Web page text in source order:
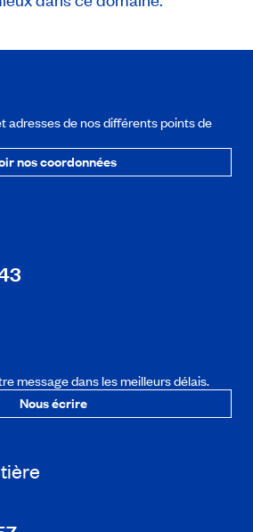
adresses de nos différents points de
nos coordonnées
message dans les meilleurs délais.
Nous écrire